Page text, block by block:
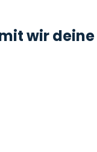
wir